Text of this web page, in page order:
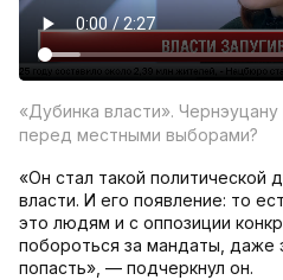
«Дубинка власти».
перед местными выборами?
«Он стал такой политической
власти. И его появление: то
это людям и с оппозиции
побороться за мандаты, даже
попасть», — подчеркнул он.